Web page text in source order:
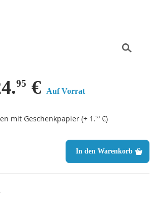
95 € Auf Vorrat
mit Geschenkpapier (+ 1.50 €)
In den Warenkorb